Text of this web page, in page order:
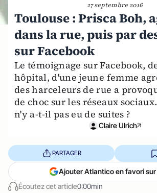
27 septembre 2016
Toulouse : Prisca Boh,
dans la rue, puis par
sur Facebook
Le témoignage sur Facebook,
hôpital, d'une jeune femme
des harceleurs de rue a
de choc sur les réseaux
n'y a-t-il pas eu de suites ?
Claire Ulrich
Écoutez cet article0:00min
PARTAGER
Ajouter Atlantico en favori sur